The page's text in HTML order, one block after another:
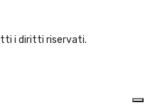
i diritti riservati.